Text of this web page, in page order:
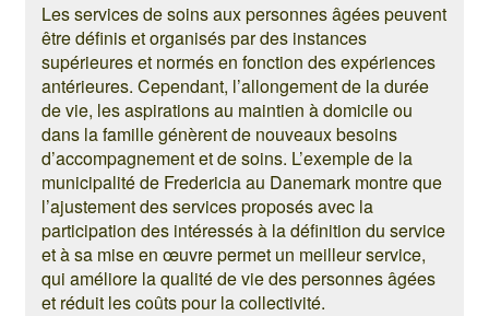
Les services de soins aux personnes âgées peuvent
être définis et organisés par des instances
supérieures et normés en fonction des expériences
antérieures. Cependant, l’allongement de la durée
de vie, les aspirations au maintien à domicile ou
dans la famille génèrent de nouveaux besoins
d’accompagnement et de soins. L’exemple de la
municipalité de Fredericia au Danemark montre que
l’ajustement des services proposés avec la
participation des intéressés à la définition du service
et à sa mise en œuvre permet un meilleur service,
qui améliore la qualité de vie des personnes âgées
et réduit les coûts pour la collectivité.